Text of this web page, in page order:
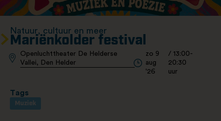
Natuur, cultuur en meer
Mariënkolder festival
Openluchttheater De Helderse
Vallei, Den Helder
zo 9
aug
'26
/ 13:00-
20:30
uur
Tags
Muziek